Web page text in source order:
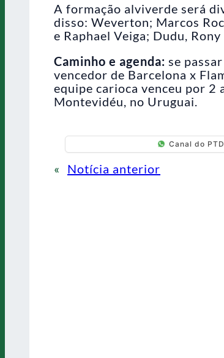
A formação alviverde será
disso: Weverton; Marcos
e Raphael Veiga; Dudu,
Caminho e agenda: se
vencedor de Barcelona x
equipe carioca venceu por 2
Montevidéu, no Uruguai.
Canal do PTD
« Notícia anterior